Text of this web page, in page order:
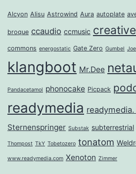
Alcyon Alisu Astrowind Aura autoplate
broque ccaudio ccmusic
commons energostatic Gate Zero Gumbel
klangboot Mr.Dee
Pandacetamol phonocake Picpack
readymedia
Sternenspringer Substak subterrestrial
Thompost TkY Tobetozero tonatom
www.readymedia.com Xenoton Zimmer